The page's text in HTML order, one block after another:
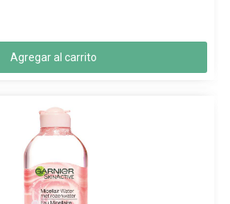
Agregar al carrito